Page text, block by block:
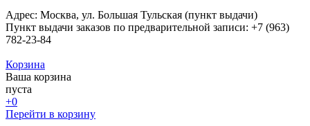
Адрес: Москва, ул. Большая Тульская (пункт выдачи)
Пункт выдачи заказов по предварительной записи: +7 (963)
782-23-84
Корзина
Ваша корзина
пуста
+0
Перейти в корзину